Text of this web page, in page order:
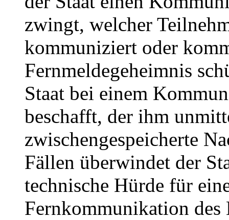
zwingt, welcher
kommuniziert oder
Fernmeldegeheimnis
Staat bei einem
beschafft, der ihm
zwischengespeicherte
Fällen überwindet der
technische Hürde für
Fernkommunikation des